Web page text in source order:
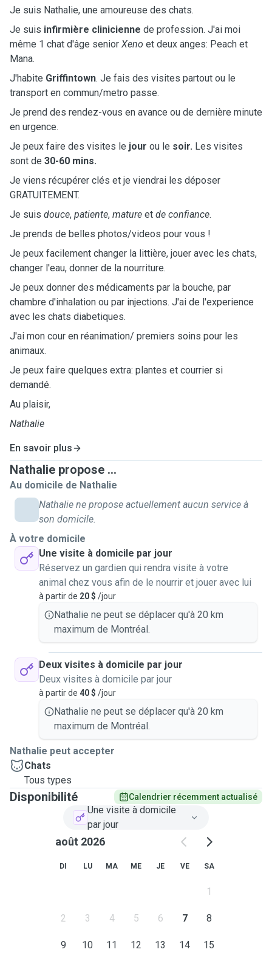
Je suis Nathalie, une amoureuse des chats.
Je suis infirmière clinicienne de profession. J'ai moi
même 1 chat d'âge senior Xeno et deux anges: Peach et
Mana.
J'habite Griffintown. Je fais des visites partout ou le
transport en commun/metro passe.
Je prend des rendez-vous en avance ou de dernière minute
en urgence.
Je peux faire des visites le jour ou le soir. Les visites
sont de 30-60 mins.
Je viens récupérer clés et je viendrai les déposer
GRATUITEMENT.
Je suis douce, patiente, mature et de confiance.
Je prends de belles photos/videos pour vous !
Je peux facilement changer la littière, jouer avec les chats,
changer l'eau, donner de la nourriture.
Je peux donner des médicaments par la bouche, par
chambre d'inhalation ou par injections. J'ai de l'experience
avec les chats diabetiques.
J'ai mon cour en réanimation/ premiers soins pour les
animaux.
Je peux faire quelques extra: plantes et courrier si
demandé.
Au plaisir,
Nathalie
En savoir plus
Nathalie propose ...
Au domicile de Nathalie
Nathalie ne propose actuellement aucun service à
son domicile.
À votre domicile
Une visite à domicile par jour
Réservez un gardien qui rendra visite à votre
animal chez vous afin de le nourrir et jouer avec lui
à partir de 20 $ /jour
Nathalie ne peut se déplacer qu'à 20 km
maximum de Montréal.
Deux visites à domicile par jour
Deux visites à domicile par jour
à partir de 40 $ /jour
Nathalie ne peut se déplacer qu'à 20 km
maximum de Montréal.
Nathalie peut accepter
Chats
Tous types
Disponibilité Calendrier récemment actualisé
Une visite à domicile
par jour
août 2026
DI LU MA ME JE VE SA
1
2 3 4 5 6 7 8
9 10 11 12 13 14 15